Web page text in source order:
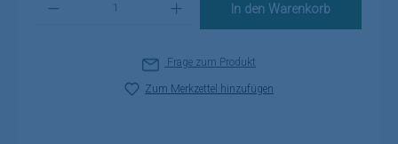
In den Warenkorb
Frage zum Produkt
Zum Merkzettel hinzufügen